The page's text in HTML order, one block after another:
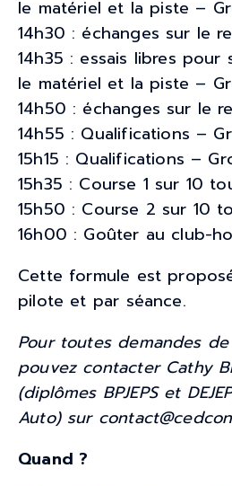
le matériel et la piste –
14h30 : échanges sur le
14h35 : essais libres pour
le matériel et la piste –
14h50 : échanges sur le
14h55 : Qualifications –
15h15 : Qualifications –
15h35 : Course 1 sur 10
15h50 : Course 2 sur 10
16h00 : Goûter au club-
Cette formule est
pilote et par séance.
Pour toutes demandes
pouvez contacter Cathy
(diplômes BPJEPS et
Auto) sur
Quand ?